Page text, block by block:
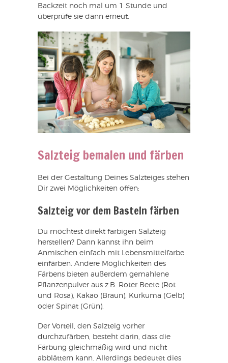
Backzeit noch mal um 1 Stunde und
überprüfe sie dann erneut.
Salzteig bemalen und färben
Bei der Gestaltung Deines Salzteiges stehen
Dir zwei Möglichkeiten offen:
Salzteig vor dem Basteln färben
Du möchtest direkt farbigen Salzteig
herstellen? Dann kannst ihn beim
Anmischen einfach mit Lebensmittelfarbe
einfärben. Andere Möglichkeiten des
Färbens bieten außerdem gemahlene
Pflanzenpulver aus z.B. Roter Beete (Rot
und Rosa), Kakao (Braun), Kurkuma (Gelb)
oder Spinat (Grün).
Der Vorteil, den Salzteig vorher
durchzufärben, besteht darin, dass die
Färbung gleichmäßig wird und nicht
abblättern kann. Allerdings bedeutet dies